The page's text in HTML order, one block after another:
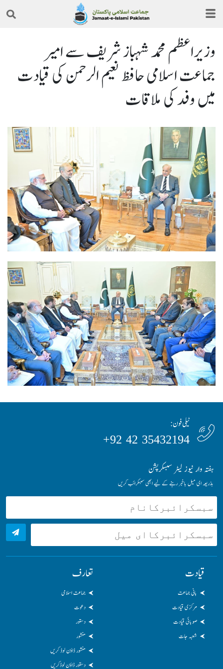
وزیراعظم محمد شہباز شریف سے امیر
جماعت اسلامی حافظ نعیم الرحمن کی قیادت
میں وفد کی ملاقات
ٹیلی فون:
35432194 42 92+
ہفتہ وار نیوز لیٹر سبسکرپشن
بذریعہ ای میل باخبر رہنے کے لیے ابھی سبسکرائب کریں
قیادت
بانی جماعت
مرکزی قیادت
صوبائی قیادت
شعبہ جات
تعارف
جماعت اسلامی
دعوت
دستور
منشور
منشور ڈاؤن لوڈ کریں
دستور ڈاؤن لوڈکریں